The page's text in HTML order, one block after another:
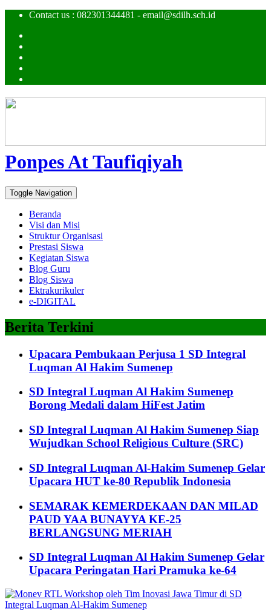
Contact us : 082301344481 - email@sdilh.sch.id
Ponpes At Taufiqiyah
Toggle Navigation
Beranda
Visi dan Misi
Struktur Organisasi
Prestasi Siswa
Kegiatan Siswa
Blog Guru
Blog Siswa
Ektrakurikuler
e-DIGITAL
Berita Terkini
Upacara Pembukaan Perjusa 1 SD Integral
Luqman Al Hakim Sumenep
SD Integral Luqman Al Hakim Sumenep
Borong Medali dalam HiFest Jatim
SD Integral Luqman Al Hakim Sumenep Siap
Wujudkan School Religious Culture (SRC)
SD Integral Luqman Al-Hakim Sumenep Gelar
Upacara HUT ke-80 Republik Indonesia
SEMARAK KEMERDEKAAN DAN MILAD
PAUD YAA BUNAYYA KE-25
BERLANGSUNG MERIAH
SD Integral Luqman Al Hakim Sumenep Gelar
Upacara Peringatan Hari Pramuka ke-64